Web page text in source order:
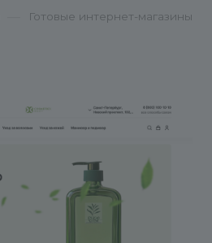
Готовые интернет-магазины